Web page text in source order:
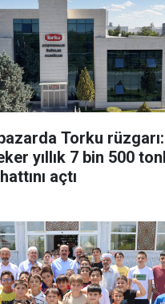
Torku rüzgarı:
yıllık 7 bin 500
açtı